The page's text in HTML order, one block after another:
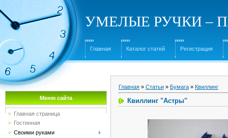
УМЕЛЫЕ РУЧКИ –
Главная Каталог статей Регистрация
Меню сайта
Главная страница
Гостинная
Своими руками
Главная » Статьи » Бумага » Квиллинг
Квиллинг "Астры"